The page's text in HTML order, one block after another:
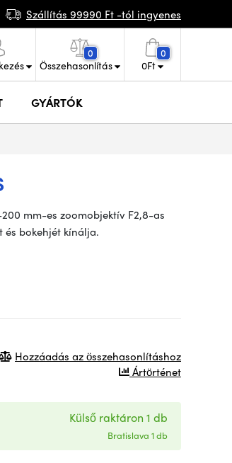
Szállítás 99990 Ft -tól ingyenes
0
Összehasonlítás
0
0Ft
GYÁRTÓK
mm-es zoomobjektív F2,8-as
és bokehjét kínálja.
Hozzáadás az összehasonlításhoz
Ártörténet
Külső raktáron 1 db
Bratislava 1 db